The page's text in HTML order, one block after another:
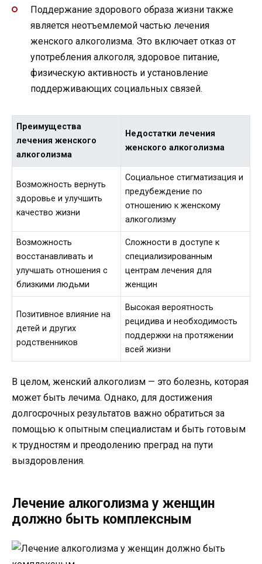
Поддержание здорового образа жизни также
является неотъемлемой частью лечения
женского алкоголизма. Это включает отказ от
употребления алкоголя, здоровое питание,
физическую активность и установление
поддерживающих социальных связей.
Преимущества
лечения женского
алкоголизма
Недостатки лечения
женского алкоголизма
Возможность вернуть
здоровье и улучшить
качество жизни
Социальное стигматизация и
предубеждение по
отношению к женскому
алкоголизму
Возможность
восстанавливать и
улучшать отношения с
близкими людьми
Сложности в доступе к
специализированным
центрам лечения для
женщин
Позитивное влияние на
детей и других
родственников
Высокая вероятность
рецидива и необходимость
поддержки на протяжении
всей жизни
В целом, женский алкоголизм — это болезнь, которая
может быть лечима. Однако, для достижения
долгосрочных результатов важно обратиться за
помощью к опытным специалистам и быть готовым
к трудностям и преодолению преград на пути
выздоровления.
Лечение алкоголизма у женщин
должно быть комплексным